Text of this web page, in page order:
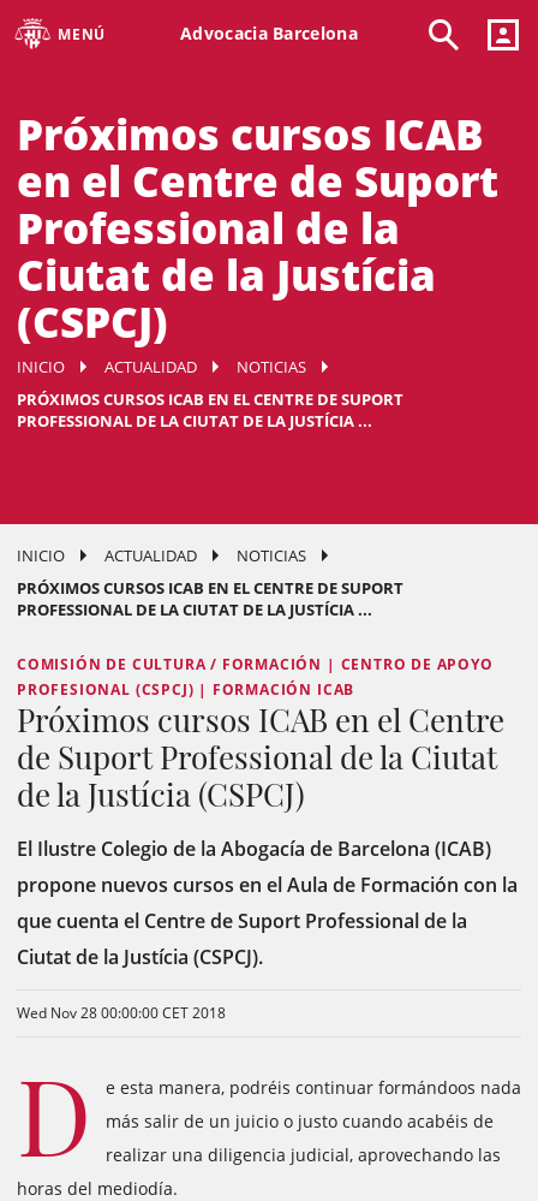
MENÚ Advocacia Barcelona
Próximos cursos ICAB
en el Centre de Suport
Professional de la
Ciutat de la Justícia
(CSPCJ)
INICIO ACTUALIDAD
NOTICIAS
PRÓXIMOS CURSOS ICAB EN EL CENTRE DE SUPORT
PROFESSIONAL DE LA CIUTAT DE LA JUSTÍCIA ...
INICIO ACTUALIDAD
NOTICIAS
PRÓXIMOS CURSOS ICAB EN EL CENTRE DE SUPORT
PROFESSIONAL DE LA CIUTAT DE LA JUSTÍCIA ...
COMISIÓN DE CULTURA / FORMACIÓN | CENTRO DE APOYO
PROFESIONAL (CSPCJ) | FORMACIÓN ICAB
Próximos cursos ICAB en el Centre
de Suport Professional de la Ciutat
de la Justícia (CSPCJ)
El Ilustre Colegio de la Abogacía de Barcelona (ICAB)
propone nuevos cursos en el Aula de Formación con la
que cuenta el Centre de Suport Professional de la
Ciutat de la Justícia (CSPCJ).
Wed Nov 28 00:00:00 CET 2018
D
e esta manera, podréis continuar formándoos nada
más salir de un juicio o justo cuando acabéis de
realizar una diligencia judicial, aprovechando las
horas del mediodía.